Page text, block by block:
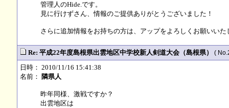
管理人のHide.です。
見に行けずさん、情報のご提供ありがとうございました！
さらに追加情報をお持ちの方は、アップをよろしくお願いいた
Re: 平成22年度島根県出雲地区中学校新人剣道大会（島根県） (
日時： 2010/11/16 15:41:38
名前：
隣県人
昨年同様、激戦ですか？
出雲地区は